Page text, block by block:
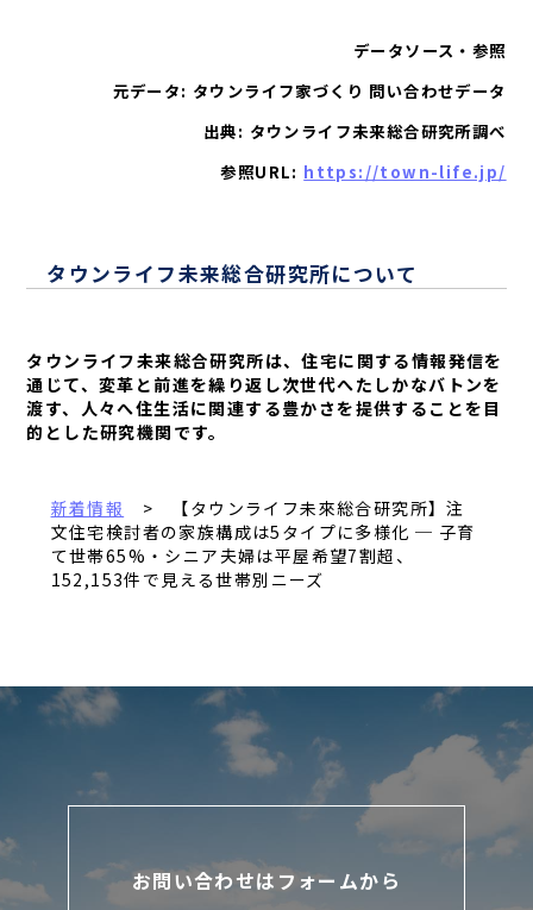
データソース・参照
元データ: タウンライフ家づくり 問い合わせデータ
出典: タウンライフ未来総合研究所調べ
参照URL: https://town-life.jp/
タウンライフ未来総合研究所について
タウンライフ未来総合研究所は、住宅に関する情報発信を
通じて、変革と前進を繰り返し次世代へたしかなバトンを
渡す、人々へ住生活に関連する豊かさを提供することを目
的とした研究機関です。
新着情報
> 【タウンライフ未來総合研究所】注
文住宅検討者の家族構成は5タイプに多様化 ─ 子育
て世帯65%・シニア夫婦は平屋希望7割超、
152,153件で見える世帯別ニーズ
お問い合わせはフォームから